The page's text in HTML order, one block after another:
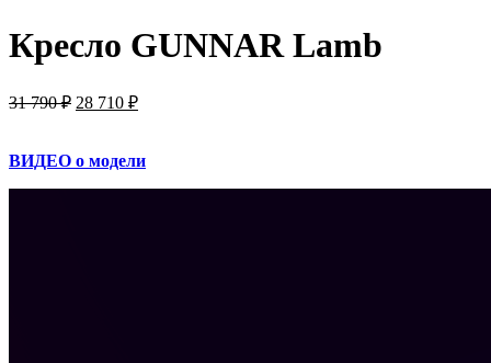
Кресло GUNNAR Lamb
31 790₽ Первоначальная
31 790 ₽.
28 710 ₽Текущая
ВИДЕО о модели